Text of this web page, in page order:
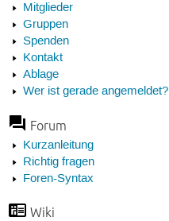
Mitglieder
Gruppen
Spenden
Kontakt
Ablage
Wer ist gerade angemeldet?
Forum
Kurzanleitung
Richtig fragen
Foren-Syntax
Wiki